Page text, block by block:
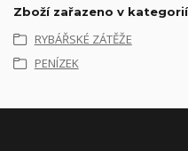
Zboží zařazeno v
RYBÁŘSKÉ ZÁTĚŽE
PENÍZEK